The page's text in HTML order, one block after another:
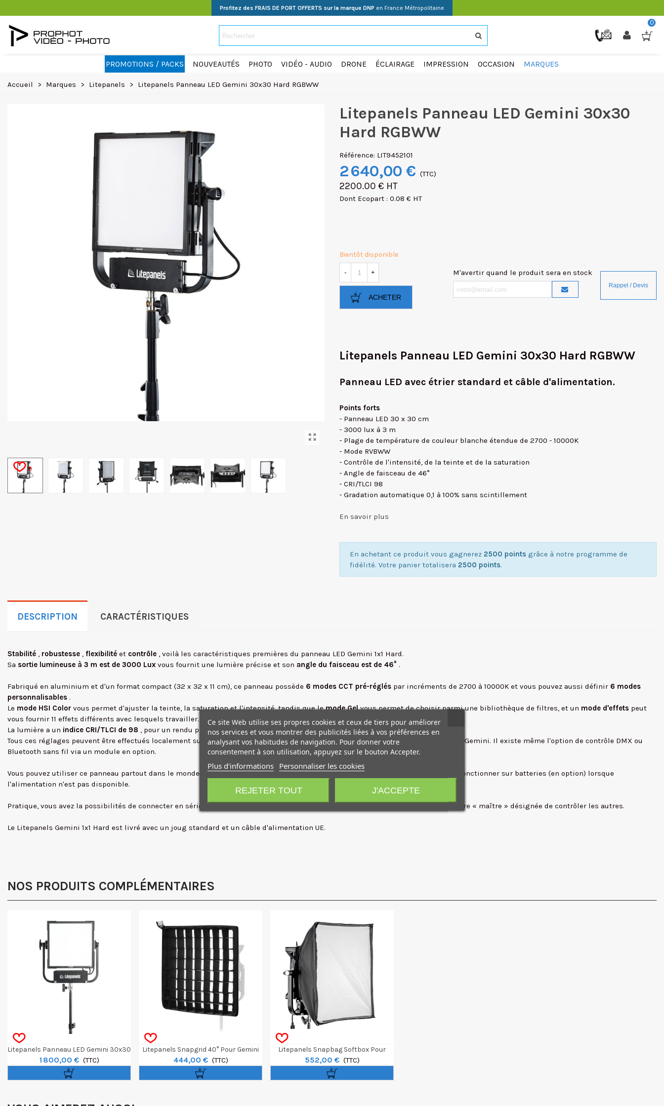
Profitez des FRAIS DE PORT OFFERTS sur la marque DNP en France Métropolitaine
0
PROMOTIONS / PACKS NOUVEAUTÉS PHOTO VIDÉO - AUDIO DRONE ÉCLAIRAGE IMPRESSION OCCASION MARQUES
Accueil > Marques > Litepanels > Litepanels Panneau LED Gemini 30x30 Hard RGBWW
0
Litepanels Panneau LED Gemini 30x30
Hard RGBWW
Référence: LIT9452101
2 640,00 € (TTC)
2200.00 € HT
Dont Ecopart : 0.08 € HT
Bientôt disponible
- +
ACHETER
M'avertir quand le produit sera en stock
Litepanels Panneau LED Gemini 30x30 Hard RGBWW
Panneau LED avec étrier standard et câble d'alimentation.
Points forts
- Panneau LED 30 x 30 cm
- 3000 lux à 3 m
- Plage de température de couleur blanche étendue de 2700 - 10000K
- Mode RVBWW
- Contrôle de l'intensité, de la teinte et de la saturation
- Angle de faisceau de 46°
- CRI/TLCI 98
- Gradation automatique 0,1 à 100% sans scintillement
En savoir plus
En achetant ce produit vous gagnerez 2500 points grâce à notre programme de
fidélité. Votre panier totalisera 2500 points.
DESCRIPTION CARACTÉRISTIQUES
Stabilité , robustesse , flexibilité et contrôle , voilà les caractéristiques premières du panneau LED Gemini 1x1 Hard.
Sa sortie lumineuse à 3 m est de 3000 Lux vous fournit une lumière précise et son angle du faisceau est de 46° .
Fabriqué en aluminium et d'un format compact (32 x 32 x 11 cm), ce panneau possède 6 modes CCT pré-réglés par incréments de 2700 à 10000K et vous pouvez aussi définir 6 modes
personnalisables .
Le mode HSI Color vous permet d'ajuster la teinte, la saturation et l'intensité, tandis que lemode Gelvous permet de choisir parmi une bibliothèque de filtres, et un mode d'effets peut
vous fournir 11 effets différents avec lesquels travailler.
La lumière a un indice CRI/TLCI de 98 , pour un rendu précis des couleurs.
Tous ces réglages peuvent être effectués localement sur l'unité ou à distance via une console (en option), grâce au DMX intégré du Gemini. Il existe même l'option de contrôle DMX ou
Bluetooth sans fil via un module en option.
Vous pouvez utiliser ce panneau partout dans le monde grâce à sonalimentation 100 à 240 VAC intégrée
, mais il peut également fonctionner sur batteries (en option) lorsque
l'alimentation n'est pas disponible.
Pratique, vous avez la possibilités de connecter en série plusieurs lumières en mode maître/esclave, permettant à une seule lumière « maître » désignée de contrôler les autres.
Le Litepanels Gemini 1x1 Hard est livré avec un joug standard et un câble d'alimentation UE.
NOS PRODUITS COMPLÉMENTAIRES
Litepanels Panneau LED Gemini 30x30
Soft RGBWW
1 800,00 € (TTC)
Litepanels Snapgrid 40° Pour Gemini
Snapbag 30x30cm
444,00 € (TTC)
Litepanels Snapbag Softbox Pour
Gemini 30x30cm
552,00 € (TTC)
Ce site Web utilise ses propres cookies et ceux de tiers pour améliorer
nos services et vous montrer des publicités liées à vos préférences en
analysant vos habitudes de navigation. Pour donner votre
consentement à son utilisation, appuyez sur le bouton Accepter.
Plus d'informations Personnaliser les cookies
REJETER TOUT J'ACCEPTE